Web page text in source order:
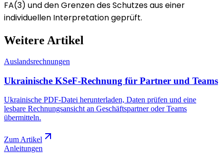
FA(3) und den Grenzen des Schutzes aus einer
individuellen Interpretation geprüft.
Weitere Artikel
Auslandsrechnungen
Ukrainische KSeF-Rechnung für Partner und Teams
Ukrainische PDF-Datei herunterladen, Daten prüfen und eine
lesbare Rechnungsansicht an Geschäftspartner oder Teams
übermitteln.
Zum Artikel
Anleitungen